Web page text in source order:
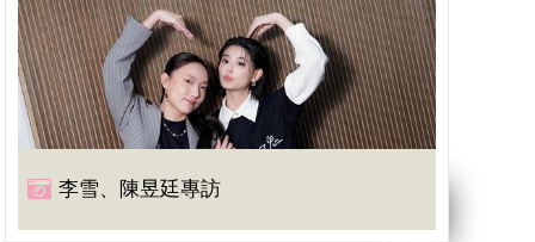
李雪、陳昱廷專訪